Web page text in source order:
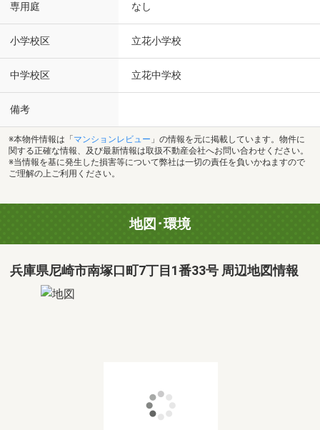
専用庭 なし
小学校区 立花小学校
中学校区 立花中学校
備考
※本物件情報は「 マンションレビュー 」の情報を元に掲載しています。物件に
関する正確な情報、及び最新情報は取扱不動産会社へお問い合わせください。
※当情報を基に発生した損害等について弊社は一切の責任を負いかねますので
ご理解の上ご利用ください。
地図･環境
兵庫県尼崎市南塚口町7丁目1番33号 周辺地図情報